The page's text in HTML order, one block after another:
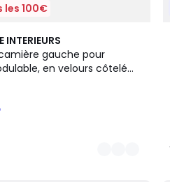
100€
INTERIEURS
gauche pour
en velours côtelé